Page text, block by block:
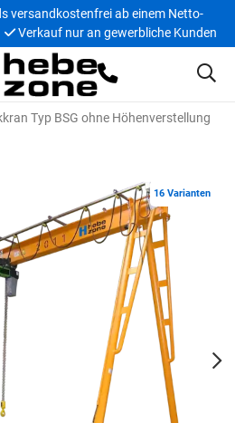
versandkostenfrei ab einem Netto-
Verkauf nur an gewerbliche Kunden
Typ BSG ohne Höhenverstellung
16 Varianten